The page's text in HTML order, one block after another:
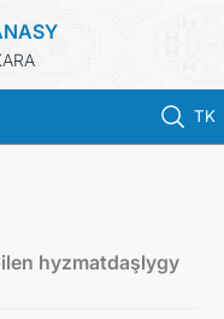
TK
hyzmatdaşlygy